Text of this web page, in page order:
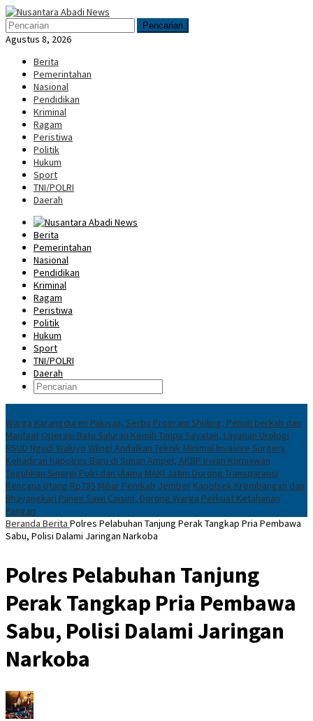
Loncat
ke
konten
Menu
Mobile
Pencarian
Agustus 8, 2026
Berita
Pemerintahan
Nasional
Pendidikan
Kriminal
Ragam
Peristiwa
Politik
Hukum
Sport
TNI/POLRI
Daerah
Berita
Pemerintahan
Nasional
Pendidikan
Kriminal
Ragam
Peristiwa
Politik
Hukum
Sport
TNI/POLRI
Daerah
Warga Karangduren Pakisaji, Serbu Program Shuling, Penuh berkah dan
Manfaat Operasi Batu Saluran Kemih Tanpa Sayatan, Layanan Urologi
RSUD Ngudi Waluyo Wlingi Andalkan Teknik Minimal Invasive Surgery
Kehadiran Kapolres Baru di Sunan Ampel, AKBP Irwan Kurniawan
Teguhkan Sinergi Polri dan Ulama MAKI Jatim Dorong Transparansi
Rencana Utang Rp785 Miliar Pemkab Jember Kapolsek Krembangan dan
Bhayangkari Panen Sawi Caisim, Dorong Warga Perkuat Ketahanan
Pangan
Beranda Berita Polres Pelabuhan Tanjung Perak Tangkap Pria Pembawa
Sabu, Polisi Dalami Jaringan Narkoba
Polres Pelabuhan Tanjung
Perak Tangkap Pria Pembawa
Sabu, Polisi Dalami Jaringan
Narkoba